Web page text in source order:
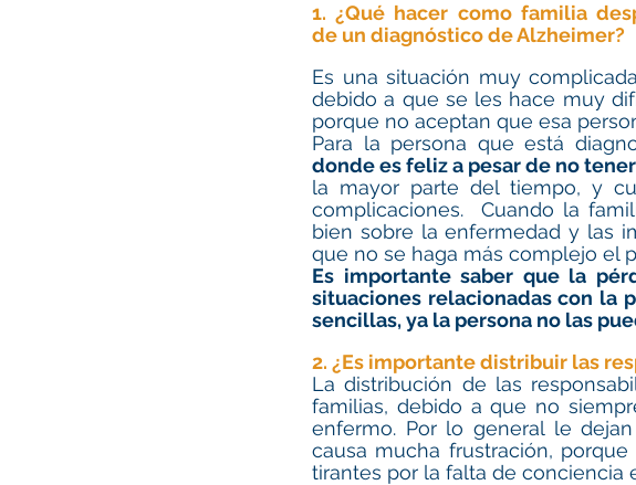
1. ¿Qué hacer como familia
de un diagnóstico de Alzheimer?
Es una situación muy
debido a que se les hace muy
porque no aceptan que esa
Para la persona que está
donde es feliz a pesar de no
la mayor parte del tiempo, y
complicaciones.  Cuando la
bien sobre la enfermedad y las
que no se haga más complejo el
Es importante saber que la
situaciones relacionadas con la
sencillas, ya la persona no las
2. ¿Es importante distribuir las
La distribución de las
familias, debido a que no
enfermo. Por lo general le
causa mucha frustración,
tirantes por la falta de conciencia